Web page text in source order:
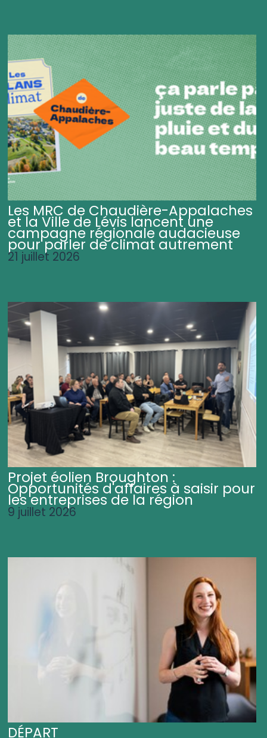
Les MRC de Chaudière-Appalaches
et la Ville de Lévis lancent une
campagne régionale audacieuse
pour parler de climat autrement
21 juillet 2026
Projet éolien Broughton :
Opportunités d'affaires à saisir pour
les entreprises de la région
9 juillet 2026
DÉPART